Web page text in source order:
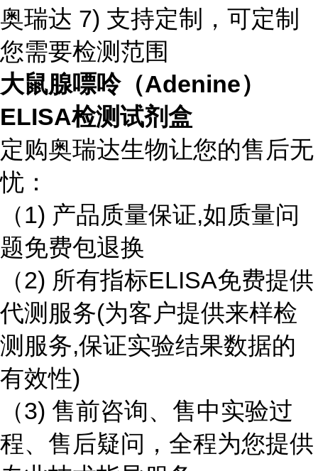
奥瑞达 7) 支持定制，可定制
您需要检测范围
大鼠腺嘌呤（Adenine）
ELISA检测试剂盒
定购奥瑞达生物让您的售后无
忧：
（1) 产品质量保证,如质量问
题免费包退换
（2) 所有指标ELISA免费提供
代测服务(为客户提供来样检
测服务,保证实验结果数据的
有效性)
（3) 售前咨询、售中实验过
程、售后疑问，全程为您提供